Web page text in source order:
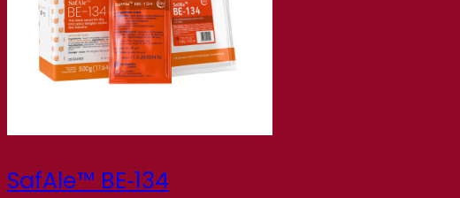
SafAle™ BE‑134